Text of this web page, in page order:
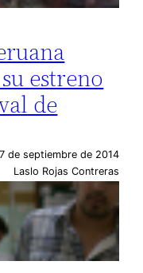
estreno
de
de septiembre de 2014
Laslo Rojas Contreras